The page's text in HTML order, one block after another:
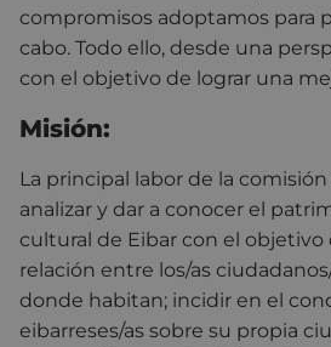
compromisos adoptamos para
cabo. Todo ello, desde una
con el objetivo de lograr una
Misión:
La principal labor de la comisión
analizar y dar a conocer el
cultural de Eibar con el objetivo
relación entre los/as
donde habitan; incidir en el
eibarreses/as sobre su propia